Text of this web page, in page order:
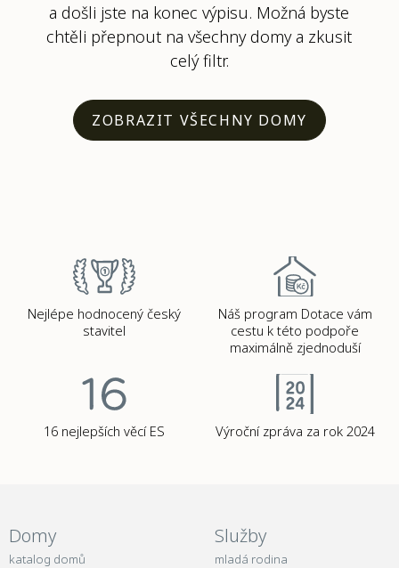
a došli jste na konec výpisu. Možná byste
chtěli přepnout na všechny domy a zkusit
celý filtr.
ZOBRAZIT VŠECHNY DOMY
Nejlépe hodnocený český
stavitel
Náš program Dotace vám
cestu k této podpoře
maximálně zjednoduší
16 nejlepších věcí ES Výroční zpráva za rok 2024
Domy
katalog domů
Služby
mladá rodina